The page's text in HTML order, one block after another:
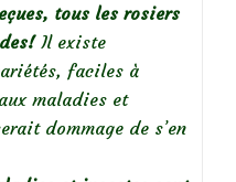
tous les rosiers
Il existe
faciles à
maladies et
dommage de s’en